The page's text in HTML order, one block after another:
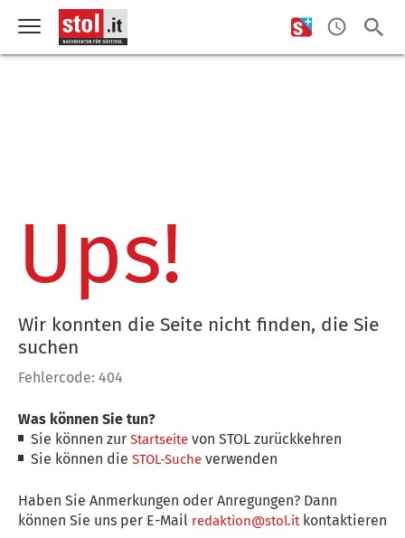
Ups!
Wir konnten die Seite nicht finden, die Sie
suchen
Fehlercode: 404
Was können Sie tun?
Sie können zurStartseite von STOL zurückkehren
Sie können dieSTOL-Suche verwenden
Haben Sie Anmerkungen oder Anregungen? Dann
können Sie uns per E-Mail redaktion@stol.itkontaktieren